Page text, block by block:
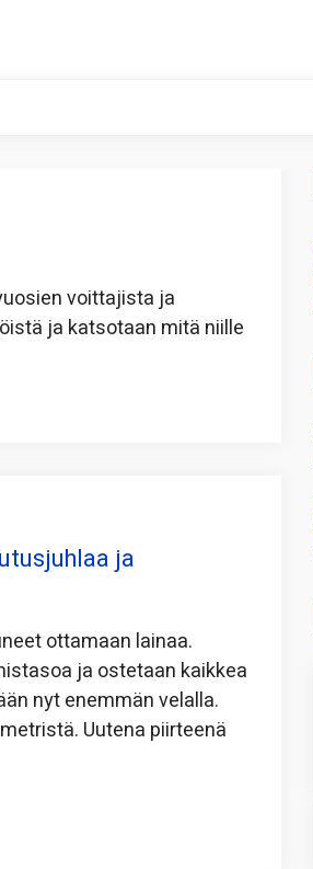
voittajista ja
ja katsotaan mitä niille
ja
ottamaan lainaa.
ja ostetaan kaikkea
nyt enemmän velalla.
Uutena piirteenä